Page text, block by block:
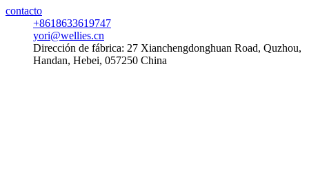
contacto
+8618633619747
yori@wellies.cn
Dirección de fábrica: 27 Xianchengdonghuan Road, Quzhou,
Handan, Hebei, 057250 China